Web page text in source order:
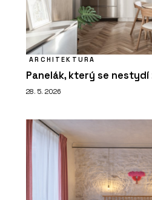
ARCHITEKTURA
Panelák, který se
28. 5. 2026